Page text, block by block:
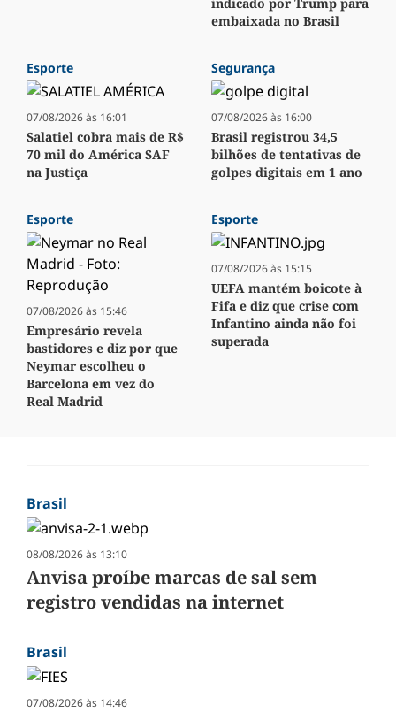
embaixada no Brasil
Esporte
07/08/2026 às 16:01
Salatiel cobra mais de R$
70 mil do América SAF
na Justiça
Segurança
07/08/2026 às 16:00
Brasil registrou 34,5
bilhões de tentativas de
golpes digitais em 1 ano
Esporte
07/08/2026 às 15:46
Empresário revela
bastidores e diz por que
Neymar escolheu o
Barcelona em vez do
Real Madrid
Esporte
07/08/2026 às 15:15
UEFA mantém boicote à
Fifa e diz que crise com
Infantino ainda não foi
superada
Brasil
08/08/2026 às 13:10
Anvisa proíbe marcas de sal sem
registro vendidas na internet
Brasil
07/08/2026 às 14:46